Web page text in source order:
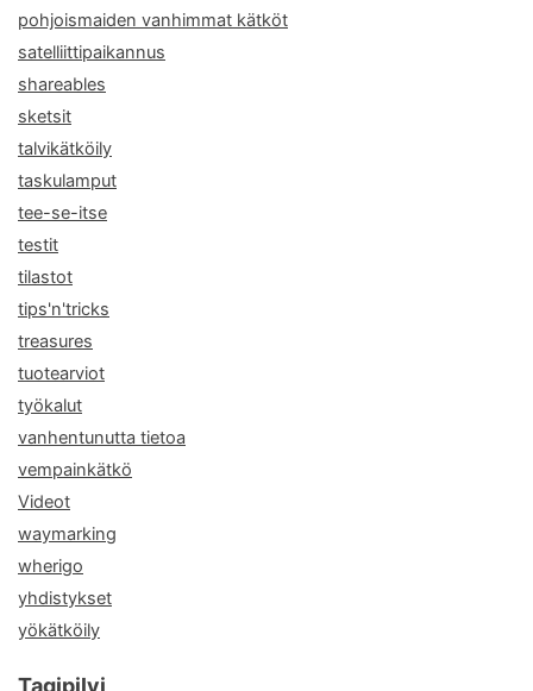
pohjoismaiden vanhimmat kätköt
satelliittipaikannus
shareables
sketsit
talvikätköily
taskulamput
tee-se-itse
testit
tilastot
tips'n'tricks
treasures
tuotearviot
työkalut
vanhentunutta tietoa
vempainkätkö
Videot
waymarking
wherigo
yhdistykset
yökätköily
Tagipilvi